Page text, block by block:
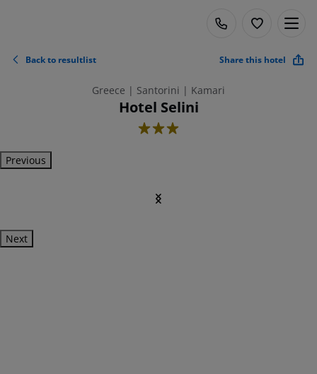
Back to resultlist Share this hotel
Greece | Santorini | Kamari
Hotel Selini
3
Previous
Next